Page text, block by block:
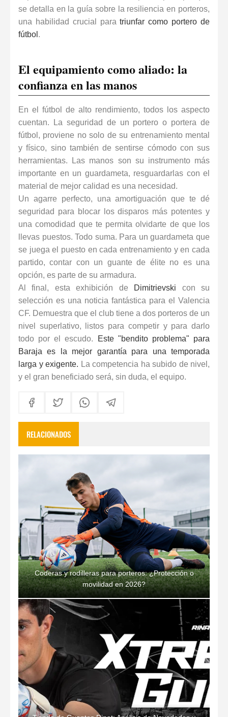
se detalla en laguía sobre la resiliencia en porteros,
una habilidad crucial paratriunfar como portero de
fútbol .
El equipamiento como aliado: la
confianza en las manos
En el fútbol de alto rendimiento, todos los aspecto
cuentan. La seguridad de un portero o portera de
fútbol, proviene no solo de su entrenamiento mental
y físico, sino también de sentirse cómodo con sus
herramientas. Las manos son su instrumento más
importante en un guardameta, resguardarlas con el
material de mejor calidad es una necesidad.
Un agarre perfecto, una amortiguación que te dé
seguridad para blocar los disparos más potentes y
una comodidad que te permita olvidarte de que los
llevas puestos. Todo suma. Para un guardameta que
se juega el puesto en cada entrenamiento y en cada
partido, contar con un guante de élite no es una
opción, es parte de su armadura.
Al final, esta exhibición de
Dimitrievski con su
selección es una noticia fantástica para el Valencia
CF. Demuestra que el club tiene a dos porteros de un
nivel superlativo, listos para competir y para darlo
todo por el escudo.
Este "bendito problema" para
Baraja es la mejor garantía para una temporada
larga y exigente. La competencia ha subido de nivel,
y el gran beneficiado será, sin duda, el equipo.
RELACIONADOS
Coderas y rodilleras para porteros: ¿Protección o
movilidad en 2026?